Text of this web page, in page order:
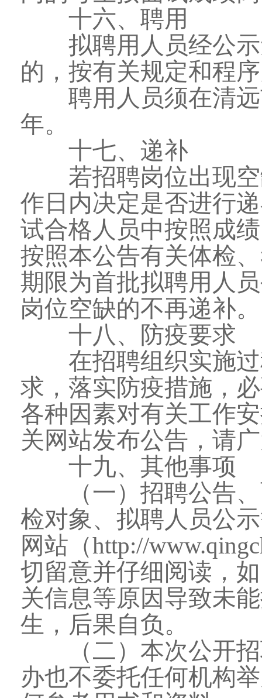
十六、聘用
拟聘用人员经公示
的，按有关规定和程
聘用人员须在清远
年。
十七、递补
若招聘岗位出现空
作日内决定是否进行
试合格人员中按照成
按照本公告有关体检
期限为首批拟聘用人
岗位空缺的不再递补。
十八、防疫要求
在招聘组织实施过
求，落实防疫措施，
各种因素对有关工作
关网站发布公告，请
十九、其他事项
（一）招聘公告、
检对象、拟聘人员公
网站（http://
切留意并仔细阅读，
关信息等原因导致未
生，后果自负。
（二）本次公开招
办也不委托任何机构